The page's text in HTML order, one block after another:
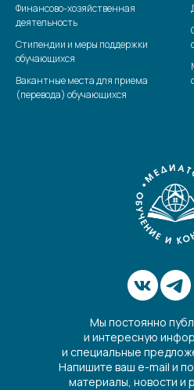
Финансово-хозяйственная
деятельность
Стипендии и меры поддержки
обучающихся
Вакантные места для приема
(перевода) обучающихся
Мы постоянно
и интересную
и специальные
Напишите ваш e-mail и
материалы, новости и